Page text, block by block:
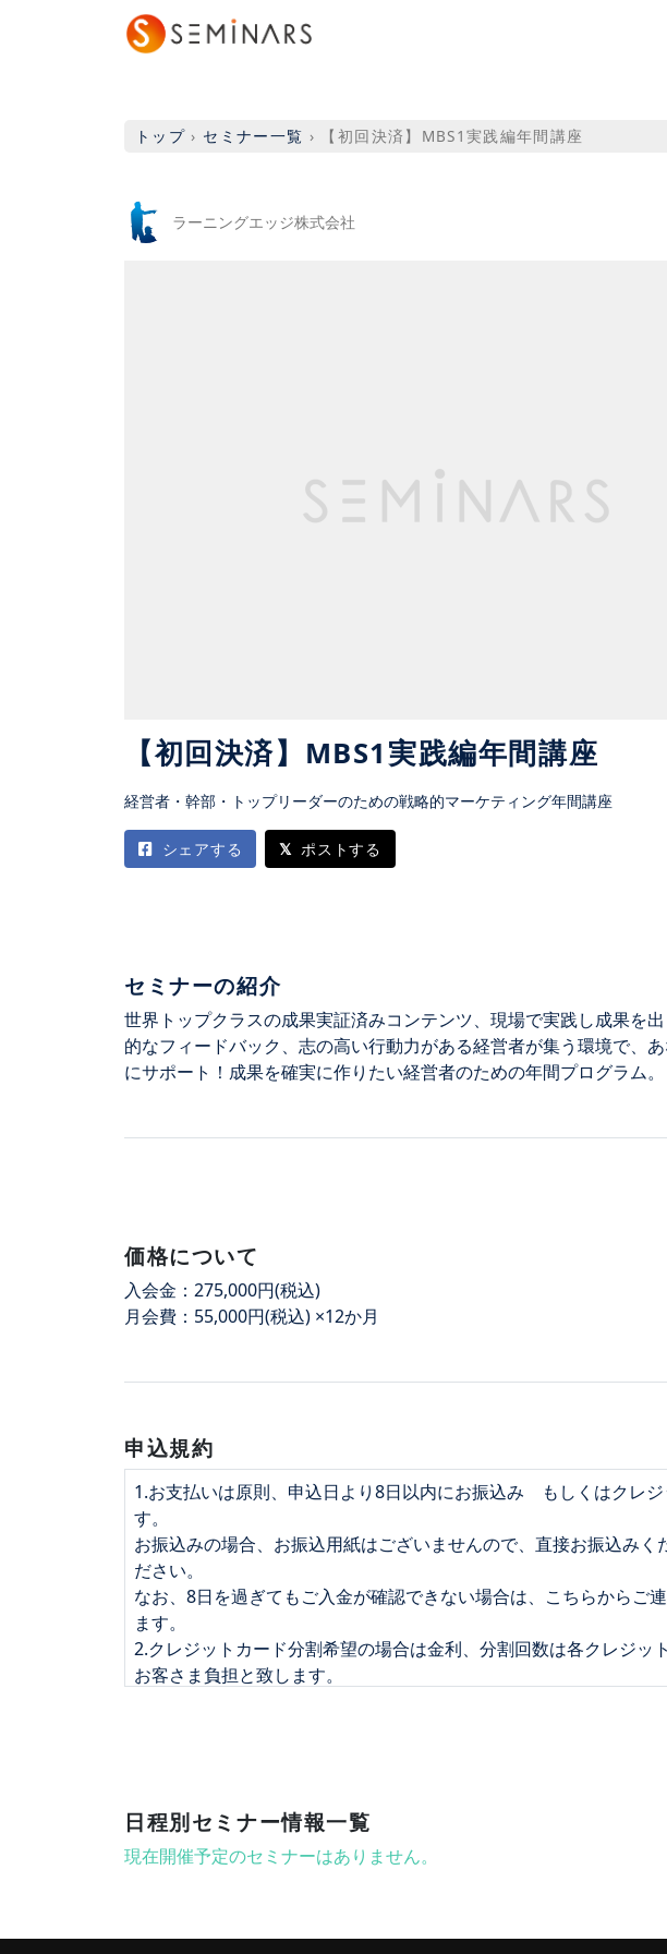
トップ › セミナー一覧 › 【初回決済】MBS1実践編年間講座
ラーニングエッジ株式会社
【初回決済】MBS1実践編年間講座
経営者・幹部・トップリーダーのための戦略的マーケティング年間講座
シェアする ポストする
セミナーの紹介
世界トップクラスの成果実証済みコンテンツ、現場で実践し成果を
的なフィードバック、志の高い行動力がある経営者が集う環境で、
にサポート！成果を確実に作りたい経営者のための年間プログラム。
価格について
入会金：275,000円(税込)
月会費：55,000円(税込) ×12か月
申込規約
1.お支払いは原則、申込日より8日以内にお振込み もしくはクレ
す。
お振込みの場合、お振込用紙はございませんので、直接お振込みく
ださい。
なお、8日を過ぎてもご入金が確認できない場合は、こちらからご
ます。
2.クレジットカード分割希望の場合は金利、分割回数は各クレジッ
お客さま負担と致します。
5.ハイブリット開催時(リアル、オンライン同時開催)のご参加方法
催日の前日より起算して8営業日前までにご連絡をお願い致します。
6.個人情報の取扱いについては、弊社の公式ＨＰにあるプライバシー
7.本サービスの内容や音声等のコンテンツ一切は、著作権で保護さ
日程別セミナー情報一覧
現在開催予定のセミナーはありません。